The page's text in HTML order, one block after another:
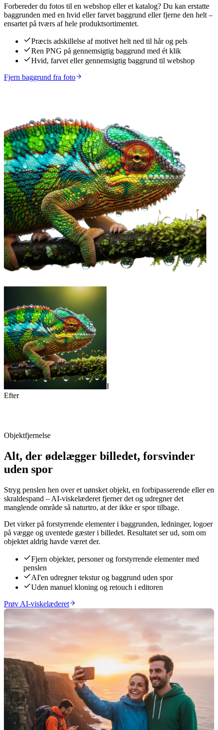
Forbereder du fotos til en webshop eller et katalog? Du kan erstatte
baggrunden med en hvid eller farvet baggrund eller fjerne den helt –
ensartet på tværs af hele produktsortimentet.
Præcis adskillelse af motivet helt ned til hår og pels
Ren PNG på gennemsigtig baggrund med ét klik
Hvid, farvet eller gennemsigtig baggrund til webshop
Fjern baggrund fra foto
Før
Efter
Objektfjernelse
Alt, der ødelægger billedet, forsvinder
uden spor
Stryg penslen hen over et uønsket objekt, en forbipasserende eller en
skraldespand – AI-viskelæderet fjerner det og udregner det
manglende område så naturtro, at der ikke er spor tilbage.
Det virker på forstyrrende elementer i baggrunden, ledninger, logoer
på vægge og uventede gæster i billedet. Resultatet ser ud, som om
objektet aldrig havde været der.
Fjern objekter, personer og forstyrrende elementer med
penslen
AI'en udregner tekstur og baggrund uden spor
Uden manuel kloning og retouch i editoren
Prøv AI-viskelæderet